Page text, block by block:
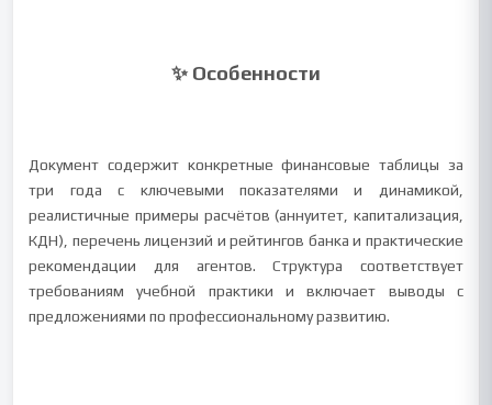
✨ Особенности
Документ содержит конкретные финансовые таблицы за
три года с ключевыми показателями и динамикой,
реалистичные примеры расчётов (аннуитет, капитализация,
КДН), перечень лицензий и рейтингов банка и практические
рекомендации для агентов. Структура соответствует
требованиям учебной практики и включает выводы с
предложениями по профессиональному развитию.